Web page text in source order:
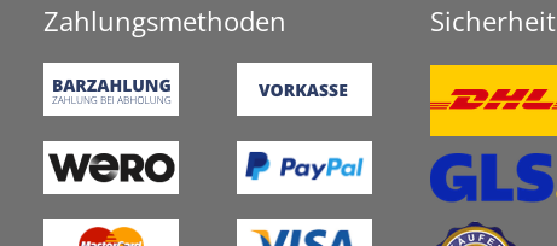
Zahlungsmethoden Sicherheit